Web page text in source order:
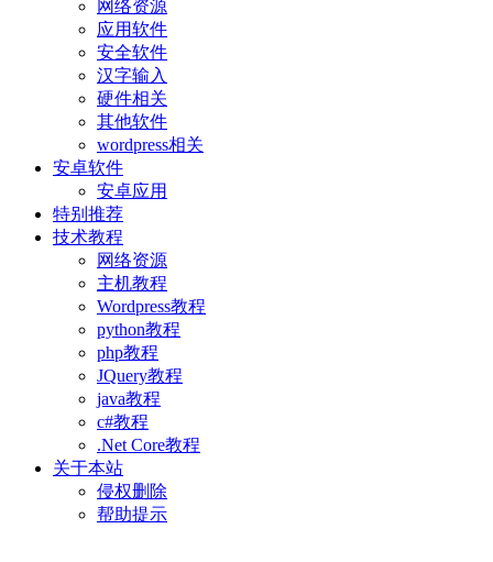
网络资源
应用软件
安全软件
汉字输入
硬件相关
其他软件
wordpress相关
安卓软件
安卓应用
特别推荐
技术教程
网络资源
主机教程
Wordpress教程
python教程
php教程
JQuery教程
java教程
c#教程
.Net Core教程
关于本站
侵权删除
帮助提示